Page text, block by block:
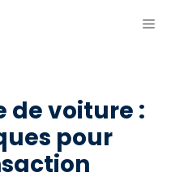
de voiture :
pour